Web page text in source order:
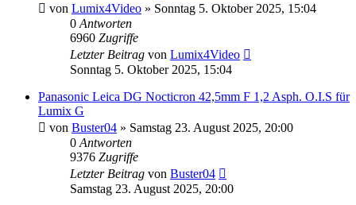
von Lumix4Video » Sonntag 5. Oktober 2025, 15:04
0 Antworten
6960 Zugriffe
Letzter Beitrag von Lumix4Video
Sonntag 5. Oktober 2025, 15:04
Panasonic Leica DG Nocticron 42,5mm F 1,2 Asph. O.I.S für
Lumix G
von Buster04 » Samstag 23. August 2025, 20:00
0 Antworten
9376 Zugriffe
Letzter Beitrag von Buster04
Samstag 23. August 2025, 20:00